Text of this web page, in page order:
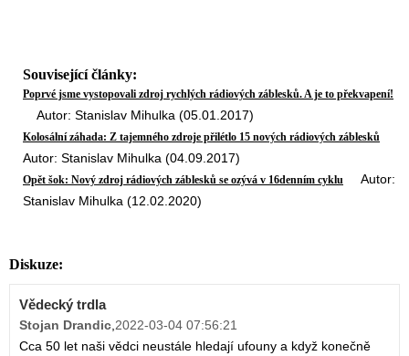
Související články:
Poprvé jsme vystopovali zdroj rychlých rádiových záblesků. A je to překvapení!
Autor: Stanislav Mihulka (05.01.2017)
Kolosální záhada: Z tajemného zdroje přilétlo 15 nových rádiových záblesků
Autor: Stanislav Mihulka (04.09.2017)
Opět šok: Nový zdroj rádiových záblesků se ozývá v 16denním cyklu Autor:
Stanislav Mihulka (12.02.2020)
Diskuze:
Vědecký trdla
Stojan Drandic,2022-03-04 07:56:21
Cca 50 let naši vědci neustále hledají ufouny a když konečně